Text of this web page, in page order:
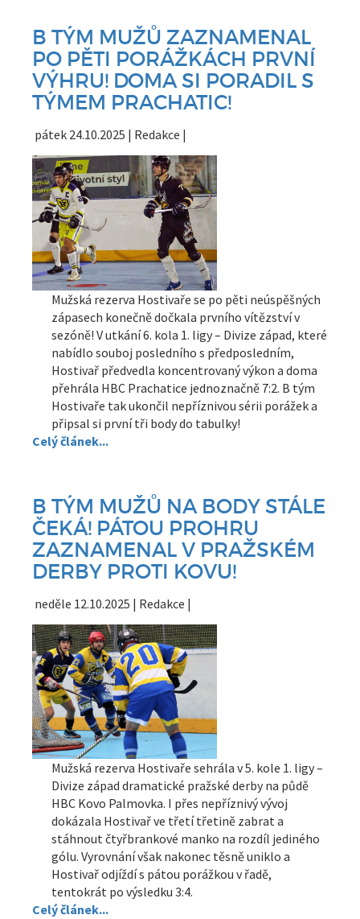
B TÝM MUŽŮ ZAZNAMENAL
PO PĚTI PORÁŽKÁCH PRVNÍ
VÝHRU! DOMA SI PORADIL S
TÝMEM PRACHATIC!
pátek 24.10.2025 | Redakce |
Mužská rezerva Hostivaře se po pěti neúspěšných
zápasech konečně dočkala prvního vítězství v
sezóně! V utkání 6. kola 1. ligy – Divize západ, které
nabídlo souboj posledního s předposledním,
Hostivař předvedla koncentrovaný výkon a doma
přehrála HBC Prachatice jednoznačně 7:2. B tým
Hostivaře tak ukončil nepříznivou sérii porážek a
připsal si první tři body do tabulky!
Celý článek...
B TÝM MUŽŮ NA BODY STÁLE
ČEKÁ! PÁTOU PROHRU
ZAZNAMENAL V PRAŽSKÉM
DERBY PROTI KOVU!
neděle 12.10.2025 | Redakce |
Mužská rezerva Hostivaře sehrála v 5. kole 1. ligy –
Divize západ dramatické pražské derby na půdě
HBC Kovo Palmovka. I přes nepříznivý vývoj
dokázala Hostivař ve třetí třetině zabrat a
stáhnout čtyřbrankové manko na rozdíl jediného
gólu. Vyrovnání však nakonec těsně uniklo a
Hostivař odjíždí s pátou porážkou v řadě,
tentokrát po výsledku 3:4.
Celý článek...